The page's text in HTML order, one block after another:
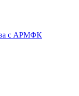
с АРМФК